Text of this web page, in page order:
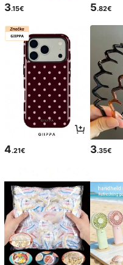
3.15€ 5.82€
4.21€ 3.35€